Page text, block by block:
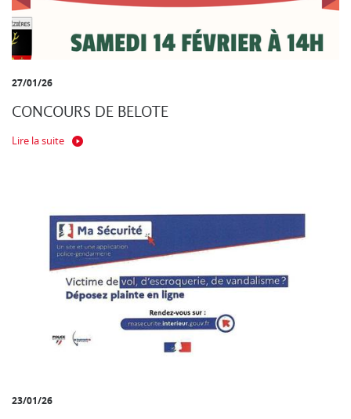
27/01/26
CONCOURS DE BELOTE
Lire la suite
23/01/26